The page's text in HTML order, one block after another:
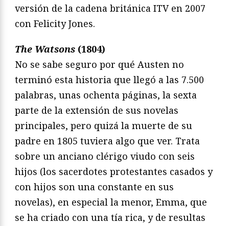
versión de la cadena británica ITV en 2007
con Felicity Jones.
The Watsons (1804)
No se sabe seguro por qué Austen no
terminó esta historia que llegó a las 7.500
palabras, unas ochenta páginas, la sexta
parte de la extensión de sus novelas
principales, pero quizá la muerte de su
padre en 1805 tuviera algo que ver. Trata
sobre un anciano clérigo viudo con seis
hijos (los sacerdotes protestantes casados y
con hijos son una constante en sus
novelas), en especial la menor, Emma, que
se ha criado con una tía rica, y de resultas